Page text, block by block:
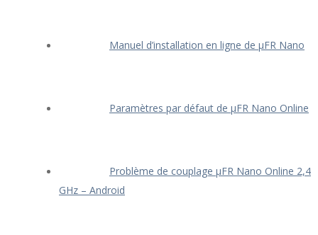
Manuel d’installation en ligne de μFR Nano
Paramètres par défaut de μFR Nano Online
Problème de couplage μFR Nano Online 2,4
GHz – Android